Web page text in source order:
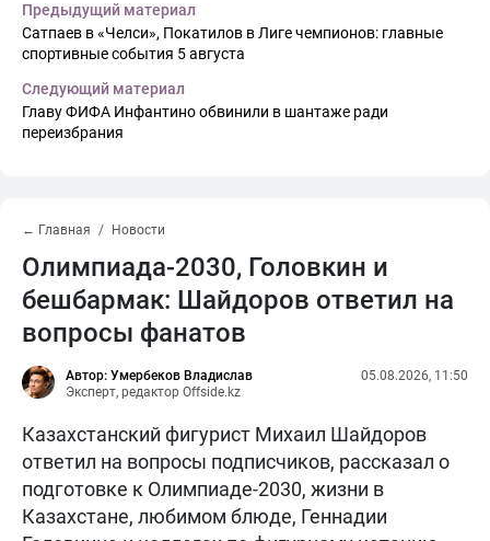
Предыдущий материал
Сатпаев в «Челси», Покатилов в Лиге чемпионов: главные
спортивные события 5 августа
Следующий материал
Главу ФИФА Инфантино обвинили в шантаже ради
переизбрания
← Главная Новости
Олимпиада-2030, Головкин и
бешбармак: Шайдоров ответил на
вопросы фанатов
Автор: Умербеков Владислав
Эксперт, редактор Offside.kz
05.08.2026, 11:50
Казахстанский фигурист Михаил Шайдоров
ответил на вопросы подписчиков, рассказал о
подготовке к Олимпиаде-2030, жизни в
Казахстане, любимом блюде, Геннадии